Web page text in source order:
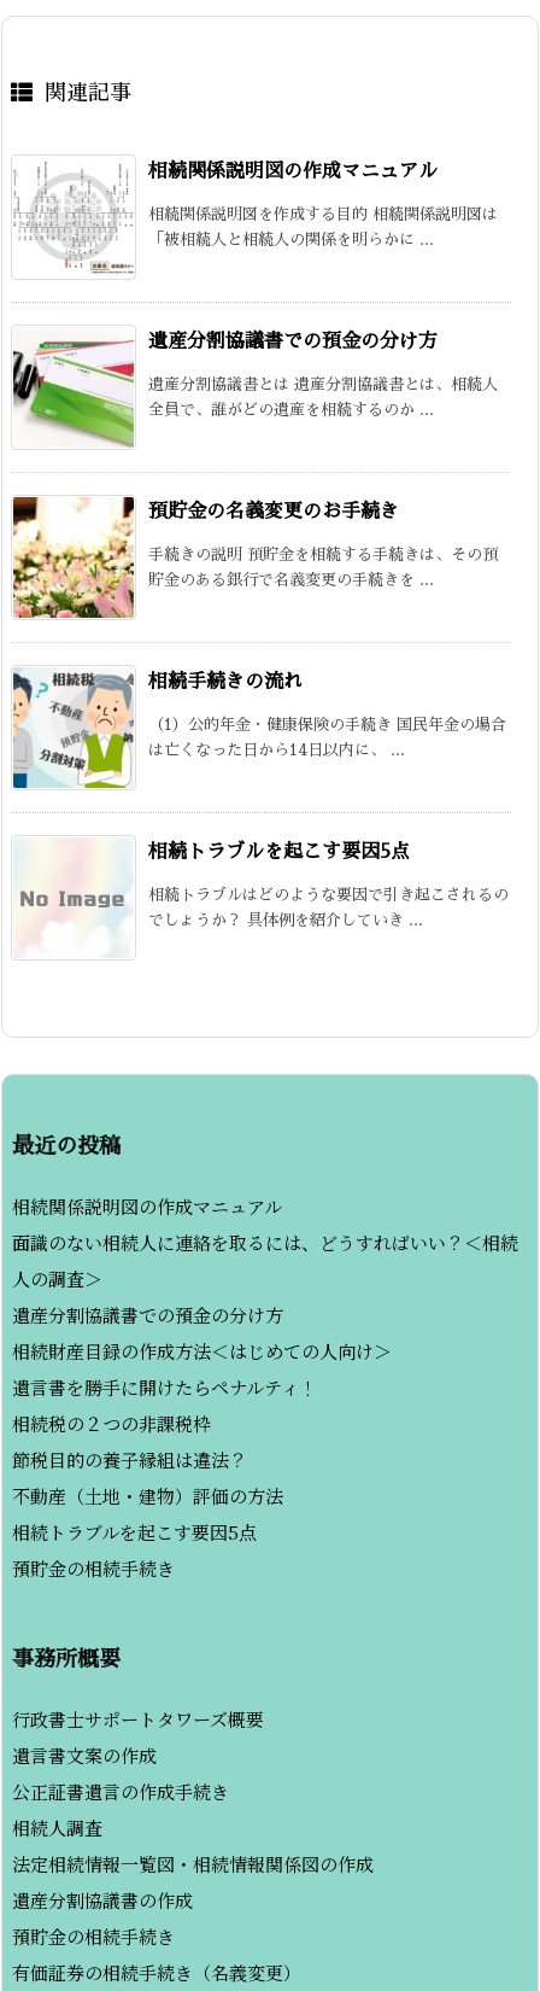
関連記事
相続関係説明図の作成マニュアル
相続関係説明図を作成する目的 相続関係説明図は
「被相続人と相続人の関係を明らかに ...
遺産分割協議書での預金の分け方
遺産分割協議書とは 遺産分割協議書とは、相続人
全員で、誰がどの遺産を相続するのか ...
預貯金の名義変更のお手続き
手続きの説明 預貯金を相続する手続きは、その預
貯金のある銀行で名義変更の手続きを ...
相続手続きの流れ
（1）公的年金・健康保険の手続き 国民年金の場合
は亡くなった日から14日以内に、 ...
相続トラブルを起こす要因5点
相続トラブルはどのような要因で引き起こされるの
でしょうか？ 具体例を紹介していき ...
最近の投稿
相続関係説明図の作成マニュアル
面識のない相続人に連絡を取るには、どうすればいい？＜相続
人の調査＞
遺産分割協議書での預金の分け方
相続財産目録の作成方法＜はじめての人向け＞
遺言書を勝手に開けたらペナルティ！
相続税の２つの非課税枠
節税目的の養子縁組は違法？
不動産（土地・建物）評価の方法
相続トラブルを起こす要因5点
預貯金の相続手続き
事務所概要
行政書士サポートタワーズ概要
遺言書文案の作成
公正証書遺言の作成手続き
相続人調査
法定相続情報一覧図・相続情報関係図の作成
遺産分割協議書の作成
預貯金の相続手続き
有価証券の相続手続き（名義変更）